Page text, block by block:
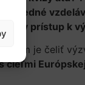
prístup k
je čeliť
cieľmi